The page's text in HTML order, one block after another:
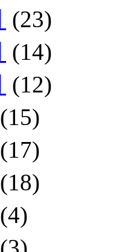
(23)
(14)
(12)
(15)
(17)
(18)
(4)